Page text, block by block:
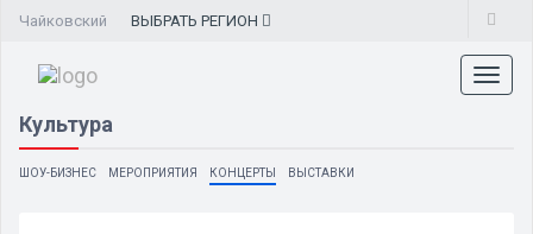
Чайковский ВЫБРАТЬ РЕГИОН
Культура
ШОУ-БИЗНЕС МЕРОПРИЯТИЯ КОНЦЕРТЫ ВЫСТАВКИ